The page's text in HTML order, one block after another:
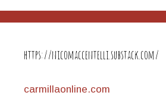
https://nicomaccentelli.substack.com/
carmillaonline.com